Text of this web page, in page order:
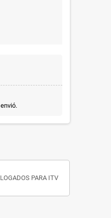
PARA ITV